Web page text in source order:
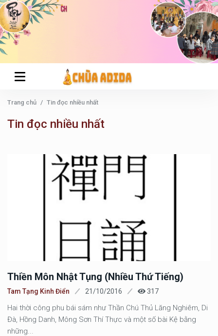
Trang chủ Tin đọc nhiều nhất
Tin đọc nhiều nhất
Thiền Môn Nhật Tụng (nhiều Thứ Tiếng)
Tam Tạng Kinh Điển 21/10/2016 317
Hai thời công phu bái sám như Thần Chú Thủ Lăng Nghiêm, Di
Đà, Hồng Danh, Mông Sơn Thí Thực và một số bài Kệ bằng
những...